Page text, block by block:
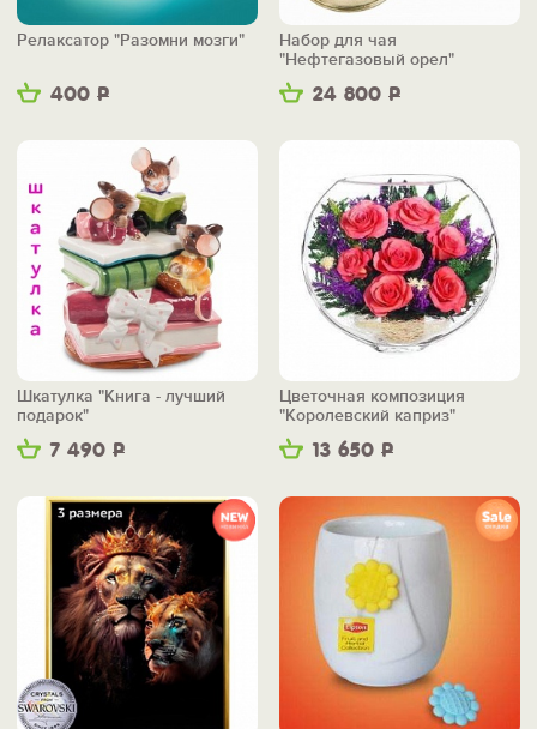
400 Р
Релаксатор "Разомни мозги"
24 800 Р
Набор для чая
"Нефтегазовый орел"
7 490 Р
Шкатулка "Книга - лучший
подарок"
13 650 Р
Цветочная композиция
"Королевский каприз"